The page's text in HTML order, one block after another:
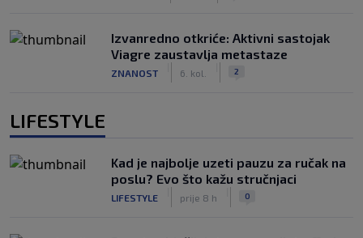
Izvanredno otkriće: Aktivni sastojak
Viagre zaustavlja metastaze
ZNANOST 6. kol. 2
LIFESTYLE
Kad je najbolje uzeti pauzu za ručak na
poslu? Evo što kažu stručnjaci
LIFESTYLE prije 8 h 0